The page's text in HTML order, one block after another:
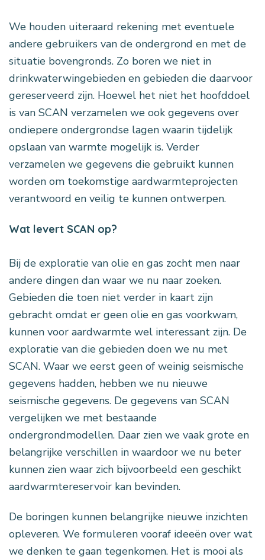
We houden uiteraard rekening met eventuele
andere gebruikers van de ondergrond en met de
situatie bovengronds. Zo boren we niet in
drinkwaterwingebieden en gebieden die daarvoor
gereserveerd zijn. Hoewel het niet het hoofddoel
is van SCAN verzamelen we ook gegevens over
ondiepere ondergrondse lagen waarin tijdelijk
opslaan van warmte mogelijk is. Verder
verzamelen we gegevens die gebruikt kunnen
worden om toekomstige aardwarmteprojecten
verantwoord en veilig te kunnen ontwerpen.
Wat levert SCAN op?
Bij de exploratie van olie en gas zocht men naar
andere dingen dan waar we nu naar zoeken.
Gebieden die toen niet verder in kaart zijn
gebracht omdat er geen olie en gas voorkwam,
kunnen voor aardwarmte wel interessant zijn. De
exploratie van die gebieden doen we nu met
SCAN. Waar we eerst geen of weinig seismische
gegevens hadden, hebben we nu nieuwe
seismische gegevens. De gegevens van SCAN
vergelijken we met bestaande
ondergrondmodellen. Daar zien we vaak grote en
belangrijke verschillen in waardoor we nu beter
kunnen zien waar zich bijvoorbeeld een geschikt
aardwarmtereservoir kan bevinden.
De boringen kunnen belangrijke nieuwe inzichten
opleveren. We formuleren vooraf ideeën over wat
we denken te gaan tegenkomen. Het is mooi als